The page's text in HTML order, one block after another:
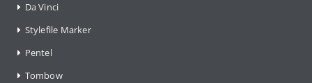
Da Vinci
Stylefile Marker
Pentel
Tombow